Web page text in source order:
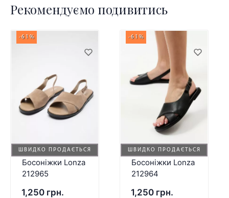
Рекомендуємо подивитись
ШВИДКО ПРОДАЄТЬСЯ
-61%
Босоніжки Lonza
212965
1,250 грн.
ШВИДКО ПРОДАЄТЬСЯ
-61%
Босоніжки Lonza
212964
1,250 грн.